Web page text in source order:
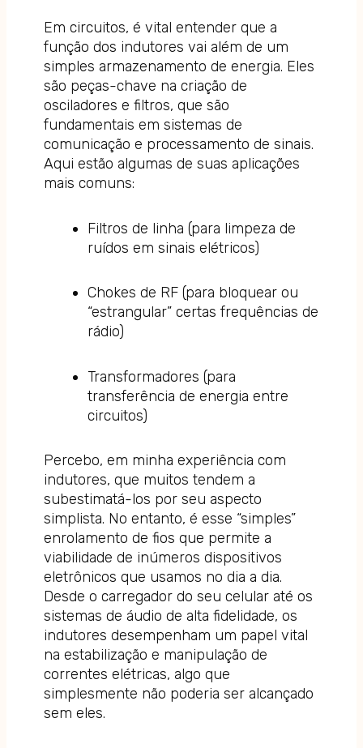
Em circuitos, é vital entender que a
função dos indutores vai além de um
simples armazenamento de energia. Eles
são peças-chave na criação de
osciladores e filtros, que são
fundamentais em sistemas de
comunicação e processamento de sinais.
Aqui estão algumas de suas aplicações
mais comuns:
Filtros de linha (para limpeza de
ruídos em sinais elétricos)
Chokes de RF (para bloquear ou
“estrangular” certas frequências de
rádio)
Transformadores (para
transferência de energia entre
circuitos)
Percebo, em minha experiência com
indutores, que muitos tendem a
subestimatá-los por seu aspecto
simplista. No entanto, é esse “simples”
enrolamento de fios que permite a
viabilidade de inúmeros dispositivos
eletrônicos que usamos no dia a dia.
Desde o carregador do seu celular até os
sistemas de áudio de alta fidelidade, os
indutores desempenham um papel vital
na estabilização e manipulação de
correntes elétricas, algo que
simplesmente não poderia ser alcançado
sem eles.